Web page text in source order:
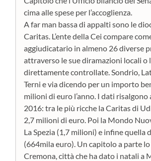
cima alle spese per l’accoglienza.
A far man bassa di appalti sono le
Caritas. L’ente della Cei compare
aggiudicatario in almeno 26 diverse
attraverso le sue diramazioni locali o
direttamente controllate. Sondrio,
Terni e via dicendo per un importo
milioni di euro l’anno. I dati
2016: tra le più ricche la Caritas di
2,7 milioni di euro. Poi la Mondo
La Spezia (1,7 milioni) e infine quella
(664mila euro). Un capitolo a parte
Cremona, città che ha dato i natali a